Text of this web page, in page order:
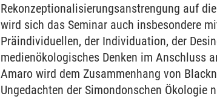
Rekonzeptionalisierungsanstrengung auf
wird sich das Seminar auch insbesondere
Präindividuellen, der Individuation, der
medienökologisches Denken im Anschluss
Amaro wird dem Zusammenhang von
Ungedachten der Simondonschen Ökologie